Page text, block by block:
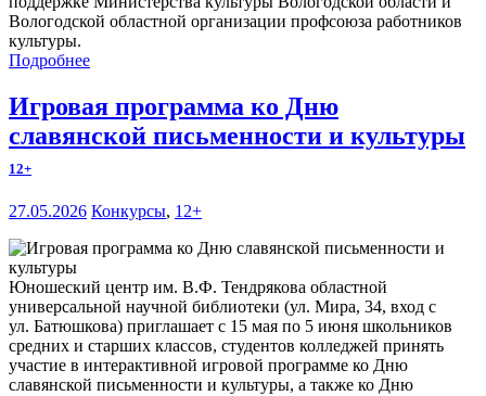
Вологодской областной организации профсоюза работников
культуры.
Подробнее
Игровая программа ко Дню
славянской письменности и культуры
12+
27.05.2026 Конкурсы, 12+
Юношеский центр им. В.Ф. Тендрякова областной
универсальной научной библиотеки (ул. Мира, 34, вход с
ул. Батюшкова) приглашает с 15 мая по 5 июня школьников
средних и старших классов, студентов колледжей принять
участие в интерактивной игровой программе ко Дню
славянской письменности и культуры, а также ко Дню